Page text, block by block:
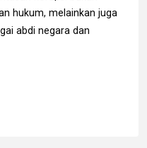
hukum, melainkan juga
abdi negara dan